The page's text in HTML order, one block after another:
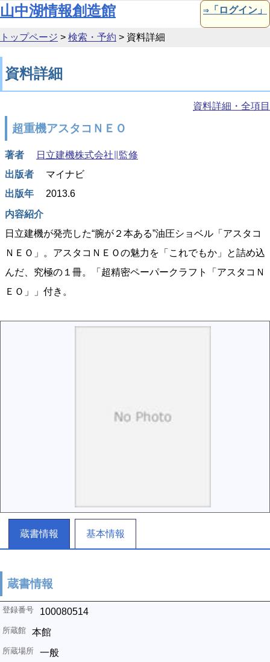
本文へ移動
山中湖情報創造館 ⇒「ログイン」
トップページ > 検索・予約 > 資料詳細
資料詳細
資料詳細・全項目
超重機アスタコＮＥＯ
著者
日立建機株式会社∥監修
出版者
マイナビ
出版年
2013.6
内容紹介
日立建機が発売した“腕が２本ある”油圧ショベル「アスタコ
ＮＥＯ」。アスタコＮＥＯの魅力を「これでもか」と詰め込
んだ、究極の１冊。「超精密ペーパークラフト「アスタコＮ
ＥＯ」」付き。
蔵書情報 基本情報
蔵書情報
100080514
本館
一般